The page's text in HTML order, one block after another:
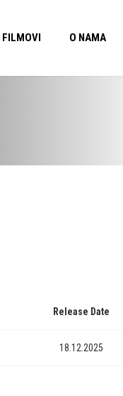
FILMOVI O NAMA
Release Date
18.12.2025